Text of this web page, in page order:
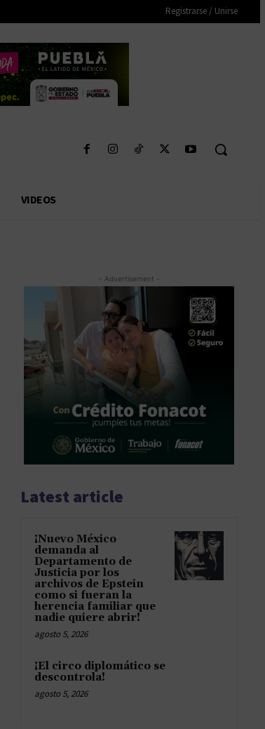
Registrarse / Unirse
VIDEOS
- Advertisement -
Latest article
¡Nuevo México
demanda al
Departamento de
Justicia por los
archivos de Epstein
como si fueran la
herencia familiar que
nadie quiere abrir!
agosto 5, 2026
¡El circo diplomático se
descontrola!
agosto 5, 2026